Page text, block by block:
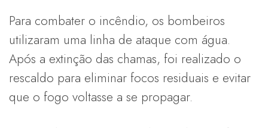
Para combater o incêndio, os bombeiros
utilizaram uma linha de ataque com água.
Após a extinção das chamas, foi realizado o
rescaldo para eliminar focos residuais e evitar
que o fogo voltasse a se propagar.